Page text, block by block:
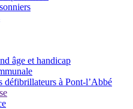
âge et handicap
défibrillateurs à Pont-l’Abbé